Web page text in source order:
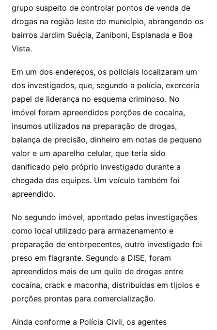
grupo suspeito de controlar pontos de venda de
drogas na região leste do município, abrangendo os
bairros Jardim Suécia, Zaniboni, Esplanada e Boa
Vista.
Em um dos endereços, os policiais localizaram um
dos investigados, que, segundo a polícia, exerceria
papel de liderança no esquema criminoso. No
imóvel foram apreendidos porções de cocaína,
insumos utilizados na preparação de drogas,
balança de precisão, dinheiro em notas de pequeno
valor e um aparelho celular, que teria sido
danificado pelo próprio investigado durante a
chegada das equipes. Um veículo também foi
apreendido.
No segundo imóvel, apontado pelas investigações
como local utilizado para armazenamento e
preparação de entorpecentes, outro investigado foi
preso em flagrante. Segundo a DISE, foram
apreendidos mais de um quilo de drogas entre
cocaína, crack e maconha, distribuídas em tijolos e
porções prontas para comercialização.
Ainda conforme a Polícia Civil, os agentes